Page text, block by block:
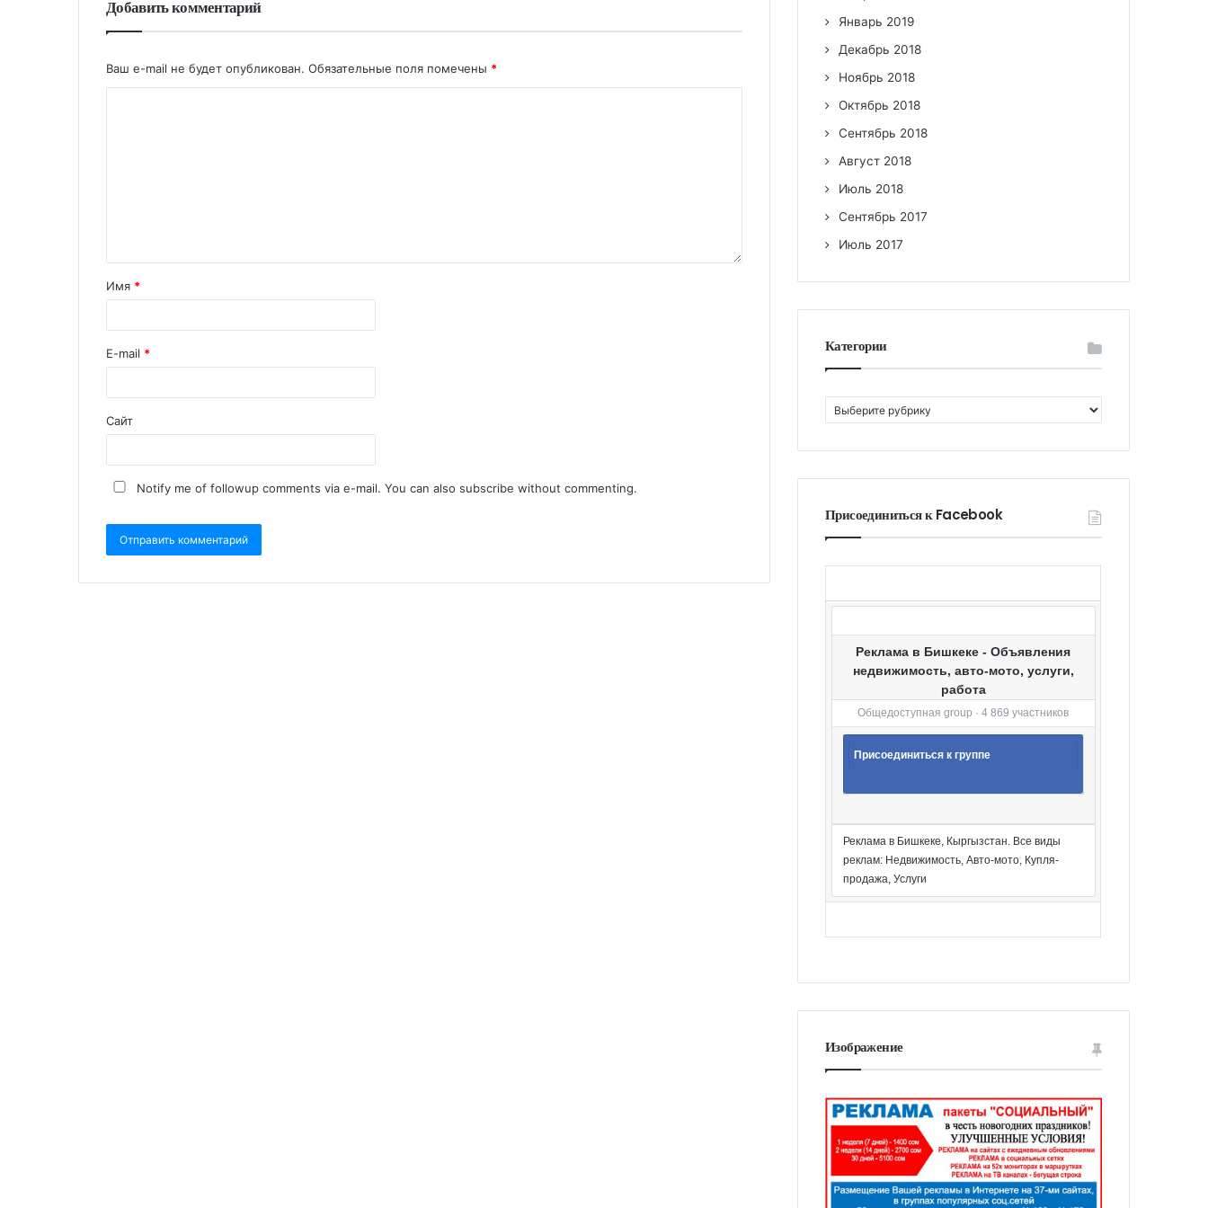
Добавить комментарий
Ваш e-mail не будет опубликован. Обязательные поля помечены *
Имя *
E-mail *
Сайт
Notify me of followup comments via e-mail. You can also subscribe without commenting.
Январь 2019
Декабрь 2018
Ноябрь 2018
Октябрь 2018
Сентябрь 2018
Август 2018
Июль 2018
Сентябрь 2017
Июль 2017
Категории
а
г
р
и
Присоединиться к Facebook
Реклама в Бишкеке - Объявления
недвижимость, авто-мото, услуги,
работа
Общедоступная group · 4 869 участников
Присоединиться к группе
Реклама в Бишкеке, Кыргызстан. Все виды
реклам: Недвижимость, Авто-мото, Купля-
продажа, Услуги
Изображение